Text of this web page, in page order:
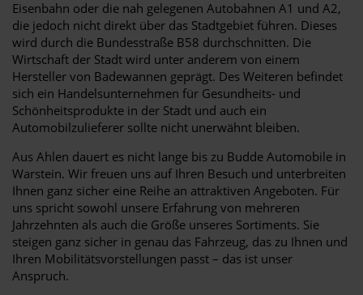
Eisenbahn oder die nah gelegenen Autobahnen A1 und A2,
die jedoch nicht direkt über das Stadtgebiet führen. Dieses
wird durch die Bundesstraße B58 durchschnitten. Die
Wirtschaft der Stadt wird unter anderem von einem
Hersteller von Badewannen geprägt. Des Weiteren befindet
sich ein Handelsunternehmen für Gesundheits- und
Schönheitsprodukte in der Stadt und auch ein
Automobilzulieferer sollte nicht unerwähnt bleiben.
Aus Ahlen dauert es nicht lange bis zu Budde Automobile in
Warstein. Wir freuen uns auf Ihren Besuch und unterbreiten
Ihnen ganz sicher eine Reihe an attraktiven Angeboten. Für
uns spricht sowohl unsere Erfahrung von mehreren
Jahrzehnten als auch die Größe unseres Sortiments. Sie
steigen ganz sicher in genau das Fahrzeug, das zu Ihnen und
Ihren Mobilitätsvorstellungen passt – das ist unser
Anspruch.